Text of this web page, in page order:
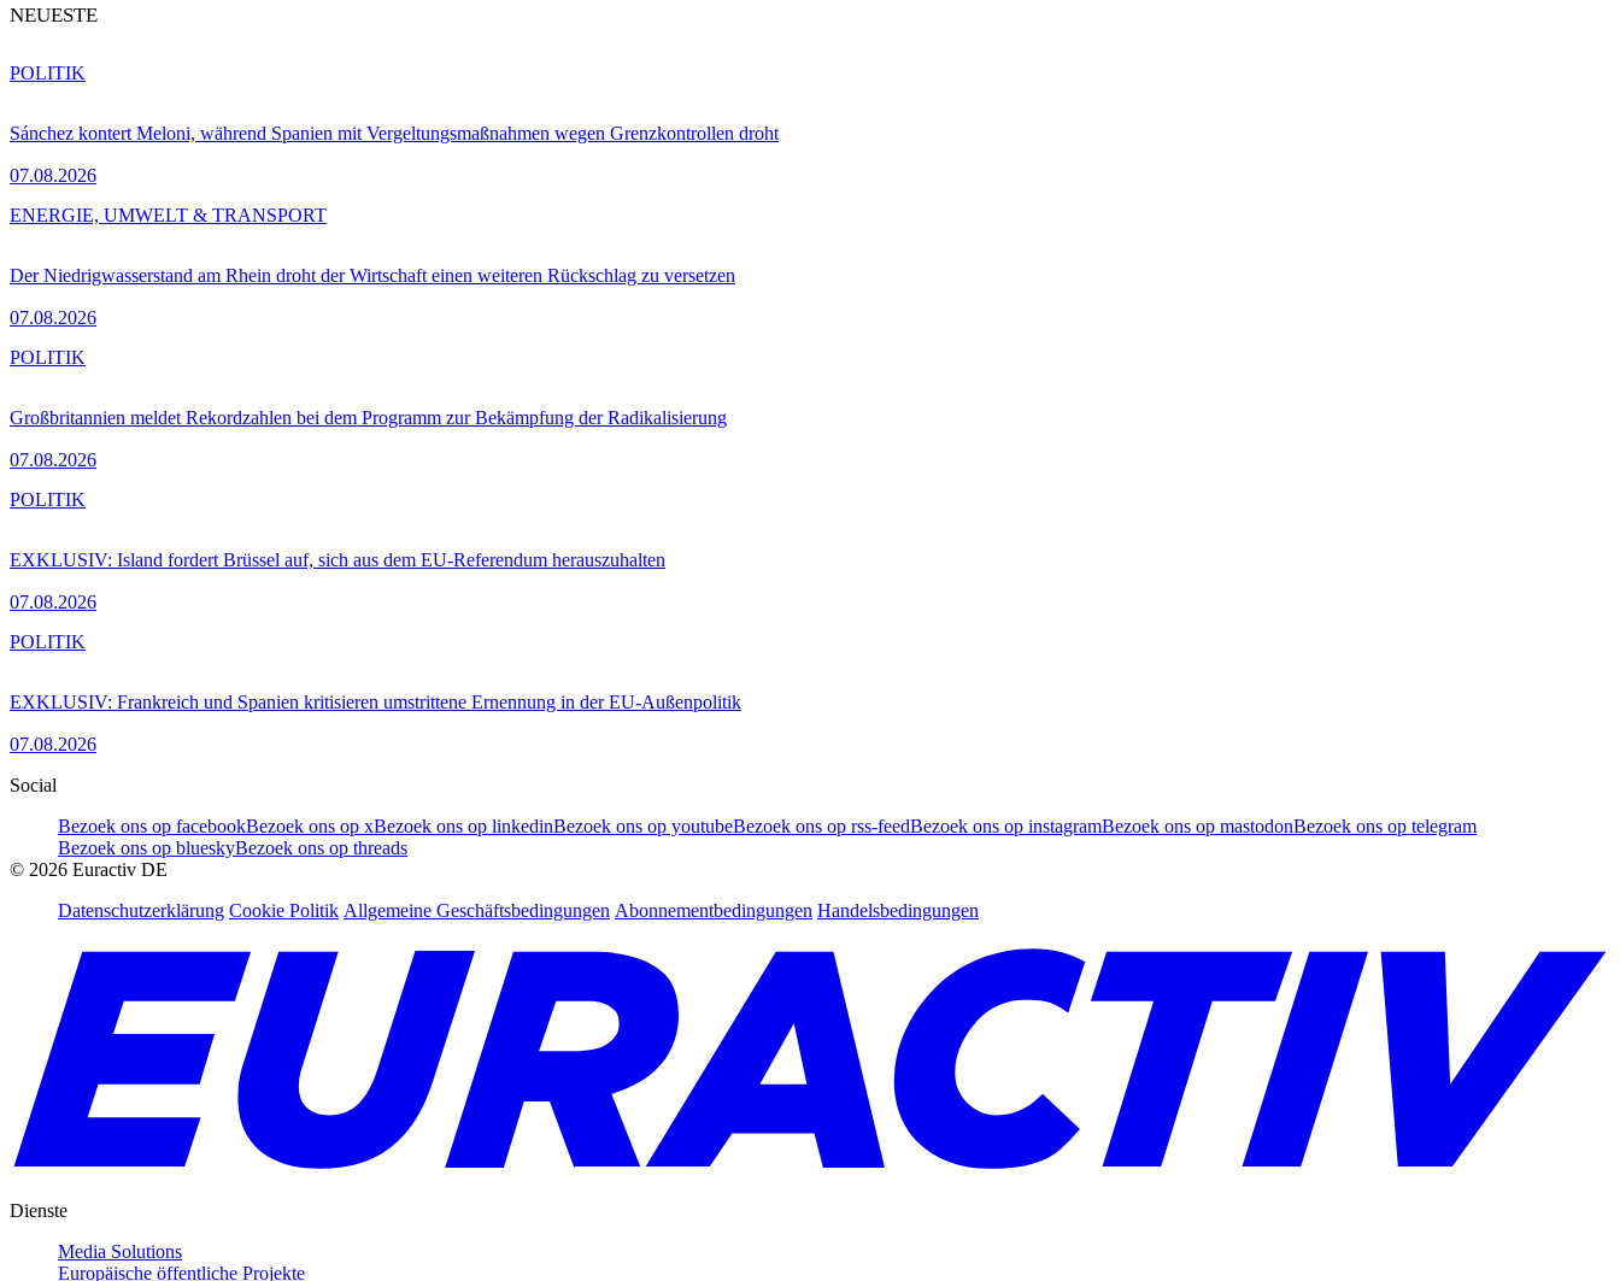
NEUESTE
Sánchez kontert Meloni, während Spanien mit Vergeltungsmaßnahmen wegen Grenzkontrollen droht
07.08.2026
POLITIK
Der Niedrigwasserstand am Rhein droht der Wirtschaft einen weiteren Rückschlag zu versetzen
07.08.2026
ENERGIE, UMWELT & TRANSPORT
Großbritannien meldet Rekordzahlen bei dem Programm zur Bekämpfung der Radikalisierung
07.08.2026
POLITIK
EXKLUSIV: Island fordert Brüssel auf, sich aus dem EU-Referendum herauszuhalten
07.08.2026
POLITIK
EXKLUSIV: Frankreich und Spanien kritisieren umstrittene Ernennung in der EU-Außenpolitik
07.08.2026
POLITIK
Social
Bezoek ons op facebookBezoek ons op xBezoek ons op linkedinBezoek ons op youtubeBezoek ons op rss-feedBezoek ons op instagramBezoek ons op mastodonBezoek ons op telegram
Bezoek ons op blueskyBezoek ons op threads
© 2026 Euractiv DE
Datenschutzerklärung Cookie Politik Allgemeine Geschäftsbedingungen Abonnementbedingungen Handelsbedingungen
Dienste
Media Solutions
Europäische öffentliche Projekte